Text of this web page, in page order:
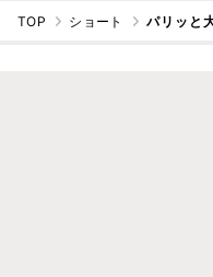
TOP ショート パリッと